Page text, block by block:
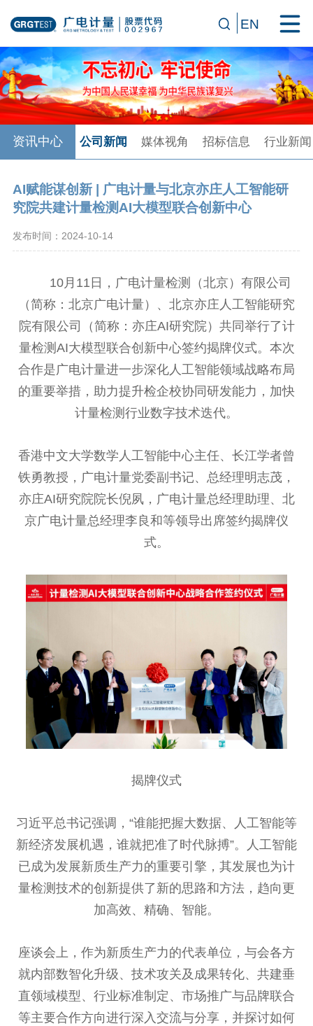
EN
资讯中心 公司新闻 媒体视角 招标信息 行业新闻
AI赋能谋创新 | 广电计量与北京亦庄人工智能研
究院共建计量检测AI大模型联合创新中心
发布时间：2024-10-14
10月11日，广电计量检测（北京）有限公司
（简称：北京广电计量）、北京亦庄人工智能研究
院有限公司（简称：亦庄AI研究院）共同举行了计
量检测AI大模型联合创新中心签约揭牌仪式。本次
合作是广电计量进一步深化人工智能领域战略布局
的重要举措，助力提升检企校协同研发能力，加快
计量检测行业数字技术迭代。
香港中文大学数学人工智能中心主任、长江学者曾
铁勇教授，广电计量党委副书记、总经理明志茂，
亦庄AI研究院院长倪夙，广电计量总经理助理、北
京广电计量总经理李良和等领导出席签约揭牌仪
式。
揭牌仪式
习近平总书记强调，“谁能把握大数据、人工智能等
新经济发展机遇，谁就把准了时代脉搏”。人工智能
已成为发展新质生产力的重要引擎，其发展也为计
量检测技术的创新提供了新的思路和方法，趋向更
加高效、精确、智能。
座谈会上，作为新质生产力的代表单位，与会各方
就内部数智化升级、技术攻关及成果转化、共建垂
直领域模型、行业标准制定、市场推广与品牌联合
等主要合作方向进行深入交流与分享，并探讨如何